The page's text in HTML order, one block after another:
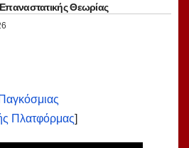
Θεωρίας
Πλατφόρμας]